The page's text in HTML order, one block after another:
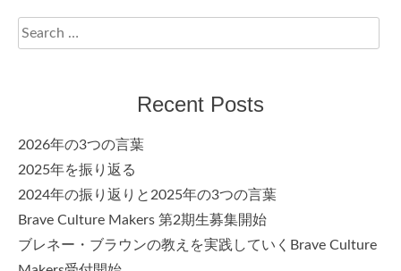
Search
for:
Recent Posts
2026年の3つの言葉
2025年を振り返る
2024年の振り返りと2025年の3つの言葉
Brave Culture Makers 第2期生募集開始
ブレネー・ブラウンの教えを実践していくBrave Culture